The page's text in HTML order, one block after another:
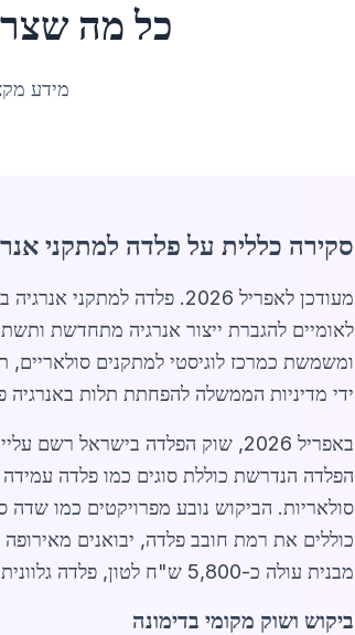
כל מה
מידע
סקירה כללית על פלדה למתקני
מעודכן לאפריל 2026.
ומשמשת כמרכז לוגיסטי למתקנים סולאריים,
ידי מדיניות הממשלה להפחתת תלות
סולאריות. הביקוש נובע מפרויקטים כמו
מבנית עולה כ-5,800 ש"ח לטון, פלדה גלוונית 6,500 ש"ח לטון ופרופילים מיוחדים 7,200 ש"ח לטון, בהתאם לתנודות חומרי גלם גלובליות.
ביקוש ושוק מקומי בדימונה